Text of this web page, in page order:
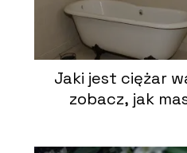
Jaki jest ciężar
zobacz, jak